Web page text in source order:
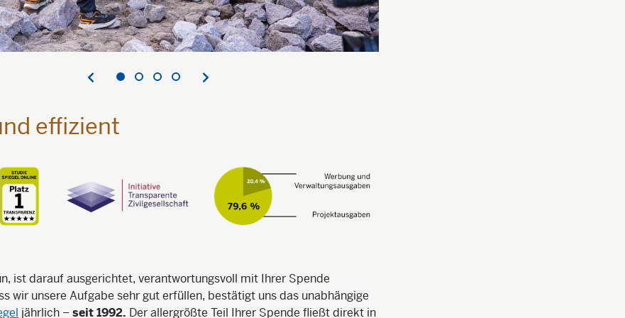
effizient
ist darauf ausgerichtet, verantwortungsvoll mit Ihrer Spende
wir unsere Aufgabe sehr gut erfüllen, bestätigt uns das unabhängige
jährlich –seit 1992. Der allergrößte Teil Ihrer Spende fließt direkt in